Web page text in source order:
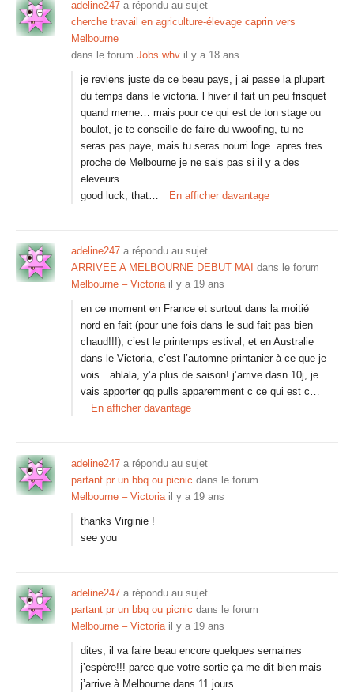
adeline247 a répondu au sujet
cherche travail en agriculture-élevage caprin vers
Melbourne
dans le forum Jobs whv il y a 18 ans
je reviens juste de ce beau pays, j ai passe la plupart
du temps dans le victoria. l hiver il fait un peu frisquet
quand meme… mais pour ce qui est de ton stage ou
boulot, je te conseille de faire du wwoofing, tu ne
seras pas paye, mais tu seras nourri loge. apres tres
proche de Melbourne je ne sais pas si il y a des
eleveurs…
good luck, that…
En afficher davantage
adeline247 a répondu au sujet
ARRIVEE A MELBOURNE DEBUT MAI dans le forum
Melbourne – Victoria il y a 19 ans
en ce moment en France et surtout dans la moitié
nord en fait (pour une fois dans le sud fait pas bien
chaud!!!), c’est le printemps estival, et en Australie
dans le Victoria, c’est l’automne printanier à ce que je
vois…ahlala, y’a plus de saison! j’arrive dasn 10j, je
vais apporter qq pulls apparemment c ce qui est c…
En afficher davantage
adeline247 a répondu au sujet
partant pr un bbq ou picnic dans le forum
Melbourne – Victoria il y a 19 ans
thanks Virginie !
see you
adeline247 a répondu au sujet
partant pr un bbq ou picnic dans le forum
Melbourne – Victoria il y a 19 ans
dites, il va faire beau encore quelques semaines
j’espère!!! parce que votre sortie ça me dit bien mais
j’arrive à Melbourne dans 11 jours…